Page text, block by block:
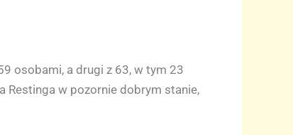
osobami, a drugi z 63, w tym 23
Restinga w pozornie dobrym stanie,